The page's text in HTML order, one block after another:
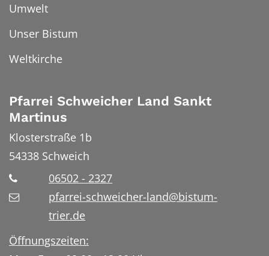
Umwelt
Unser Bistum
Weltkirche
Pfarrei Schweicher Land Sankt
Martinus
Klosterstraße 1b
54338 Schweich
06502 - 2327
pfarrei-schweicher-land@bistum-
trier.de
Öffnungszeiten: